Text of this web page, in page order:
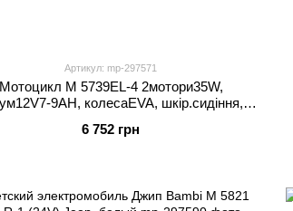
Артикул: mp-297571
Мотоцикл M 5739EL-4 2мотори35W,
9AH, колесаEVA, шкір.сидіння,
6 752 грн